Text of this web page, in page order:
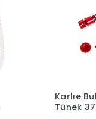
Karlıe
Tünek